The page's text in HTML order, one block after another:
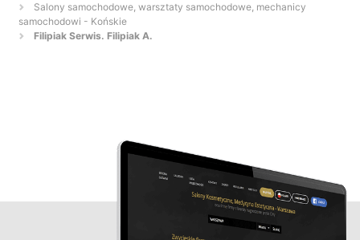
Salony samochodowe, warsztaty samochodowe, mechanicy
samochodowi - Końskie
Filipiak Serwis. Filipiak A.